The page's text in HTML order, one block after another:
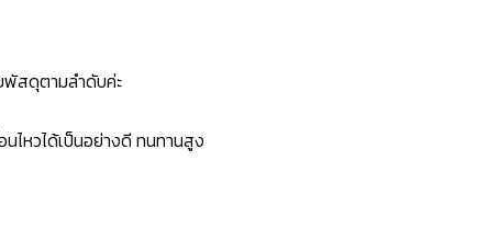
พัสดุตามลำดับค่ะ
ไหวได้เป็นอย่างดี ทนทานสูง